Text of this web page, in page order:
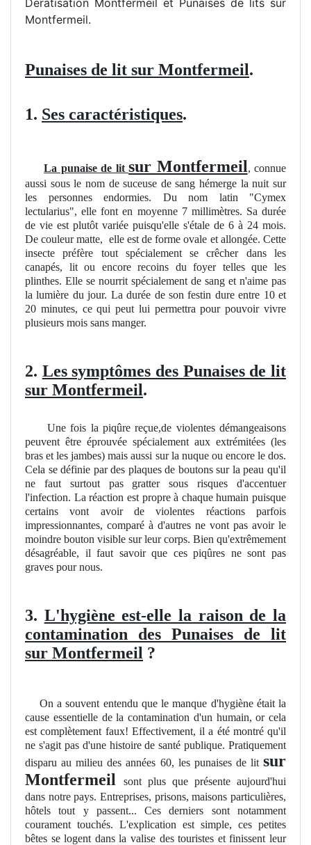
Deratisation Montfermeil et Punaises de lits sur
Montfermeil.
Punaises de lit sur Montfermeil.
1. Ses caractéristiques.
La punaise de litsur Montfermeil, connue
aussi sous le nom de suceuse de sang hémerge la nuit sur
les personnes endormies. Du nom latin "Cymex
lectularius", elle font en moyenne 7 millimètres. Sa durée
de vie est plutôt variée puisqu'elle s'étale de 6 à 24 mois.
De couleur matte, elle est de forme ovale et allongée. Cette
insecte préfère tout spécialement se crêcher dans les
canapés, lit ou encore recoins du foyer telles que les
plinthes. Elle se nourrit spécialement de sang et n'aime pas
la lumière du jour. La durée de son festin dure entre 10 et
20 minutes, ce qui peut lui permettra pour pouvoir vivre
plusieurs mois sans manger.
2. Les symptômes des Punaises de lit
sur Montfermeil.
Une fois la piqûre reçue,de violentes démangeaisons
peuvent être éprouvée spécialement aux extrémitées (les
bras et les jambes) mais aussi sur la nuque ou encore le dos.
Cela se définie par des plaques de boutons sur la peau qu'il
ne faut surtout pas gratter sous risques d'accentuer
l'infection. La réaction est propre à chaque humain puisque
certains vont avoir de violentes réactions parfois
impressionnantes, comparé à d'autres ne vont pas avoir le
moindre bouton visible sur leur corps. Bien qu'extrêmement
désagréable, il faut savoir que ces piqûres ne sont pas
graves pour nous.
3. L'hygiène est-elle la raison de la
contamination des Punaises de lit
sur Montfermeil ?
On a souvent entendu que le manque d'hygiène était la
cause essentielle de la contamination d'un humain, or cela
est complètement faux! Effectivement, il a été montré qu'il
ne s'agit pas d'une histoire de santé publique. Pratiquement
disparu au milieu des années 60, les punaises de lit sur
Montfermeil
sont plus que présente aujourd'hui
dans notre pays. Entreprises, prisons, maisons particulières,
hôtels tout y passent... Ces derniers sont notamment
courament touchés. L'explication est simple, ces petites
bêtes se logent dans la valise des touristes et finissent leur